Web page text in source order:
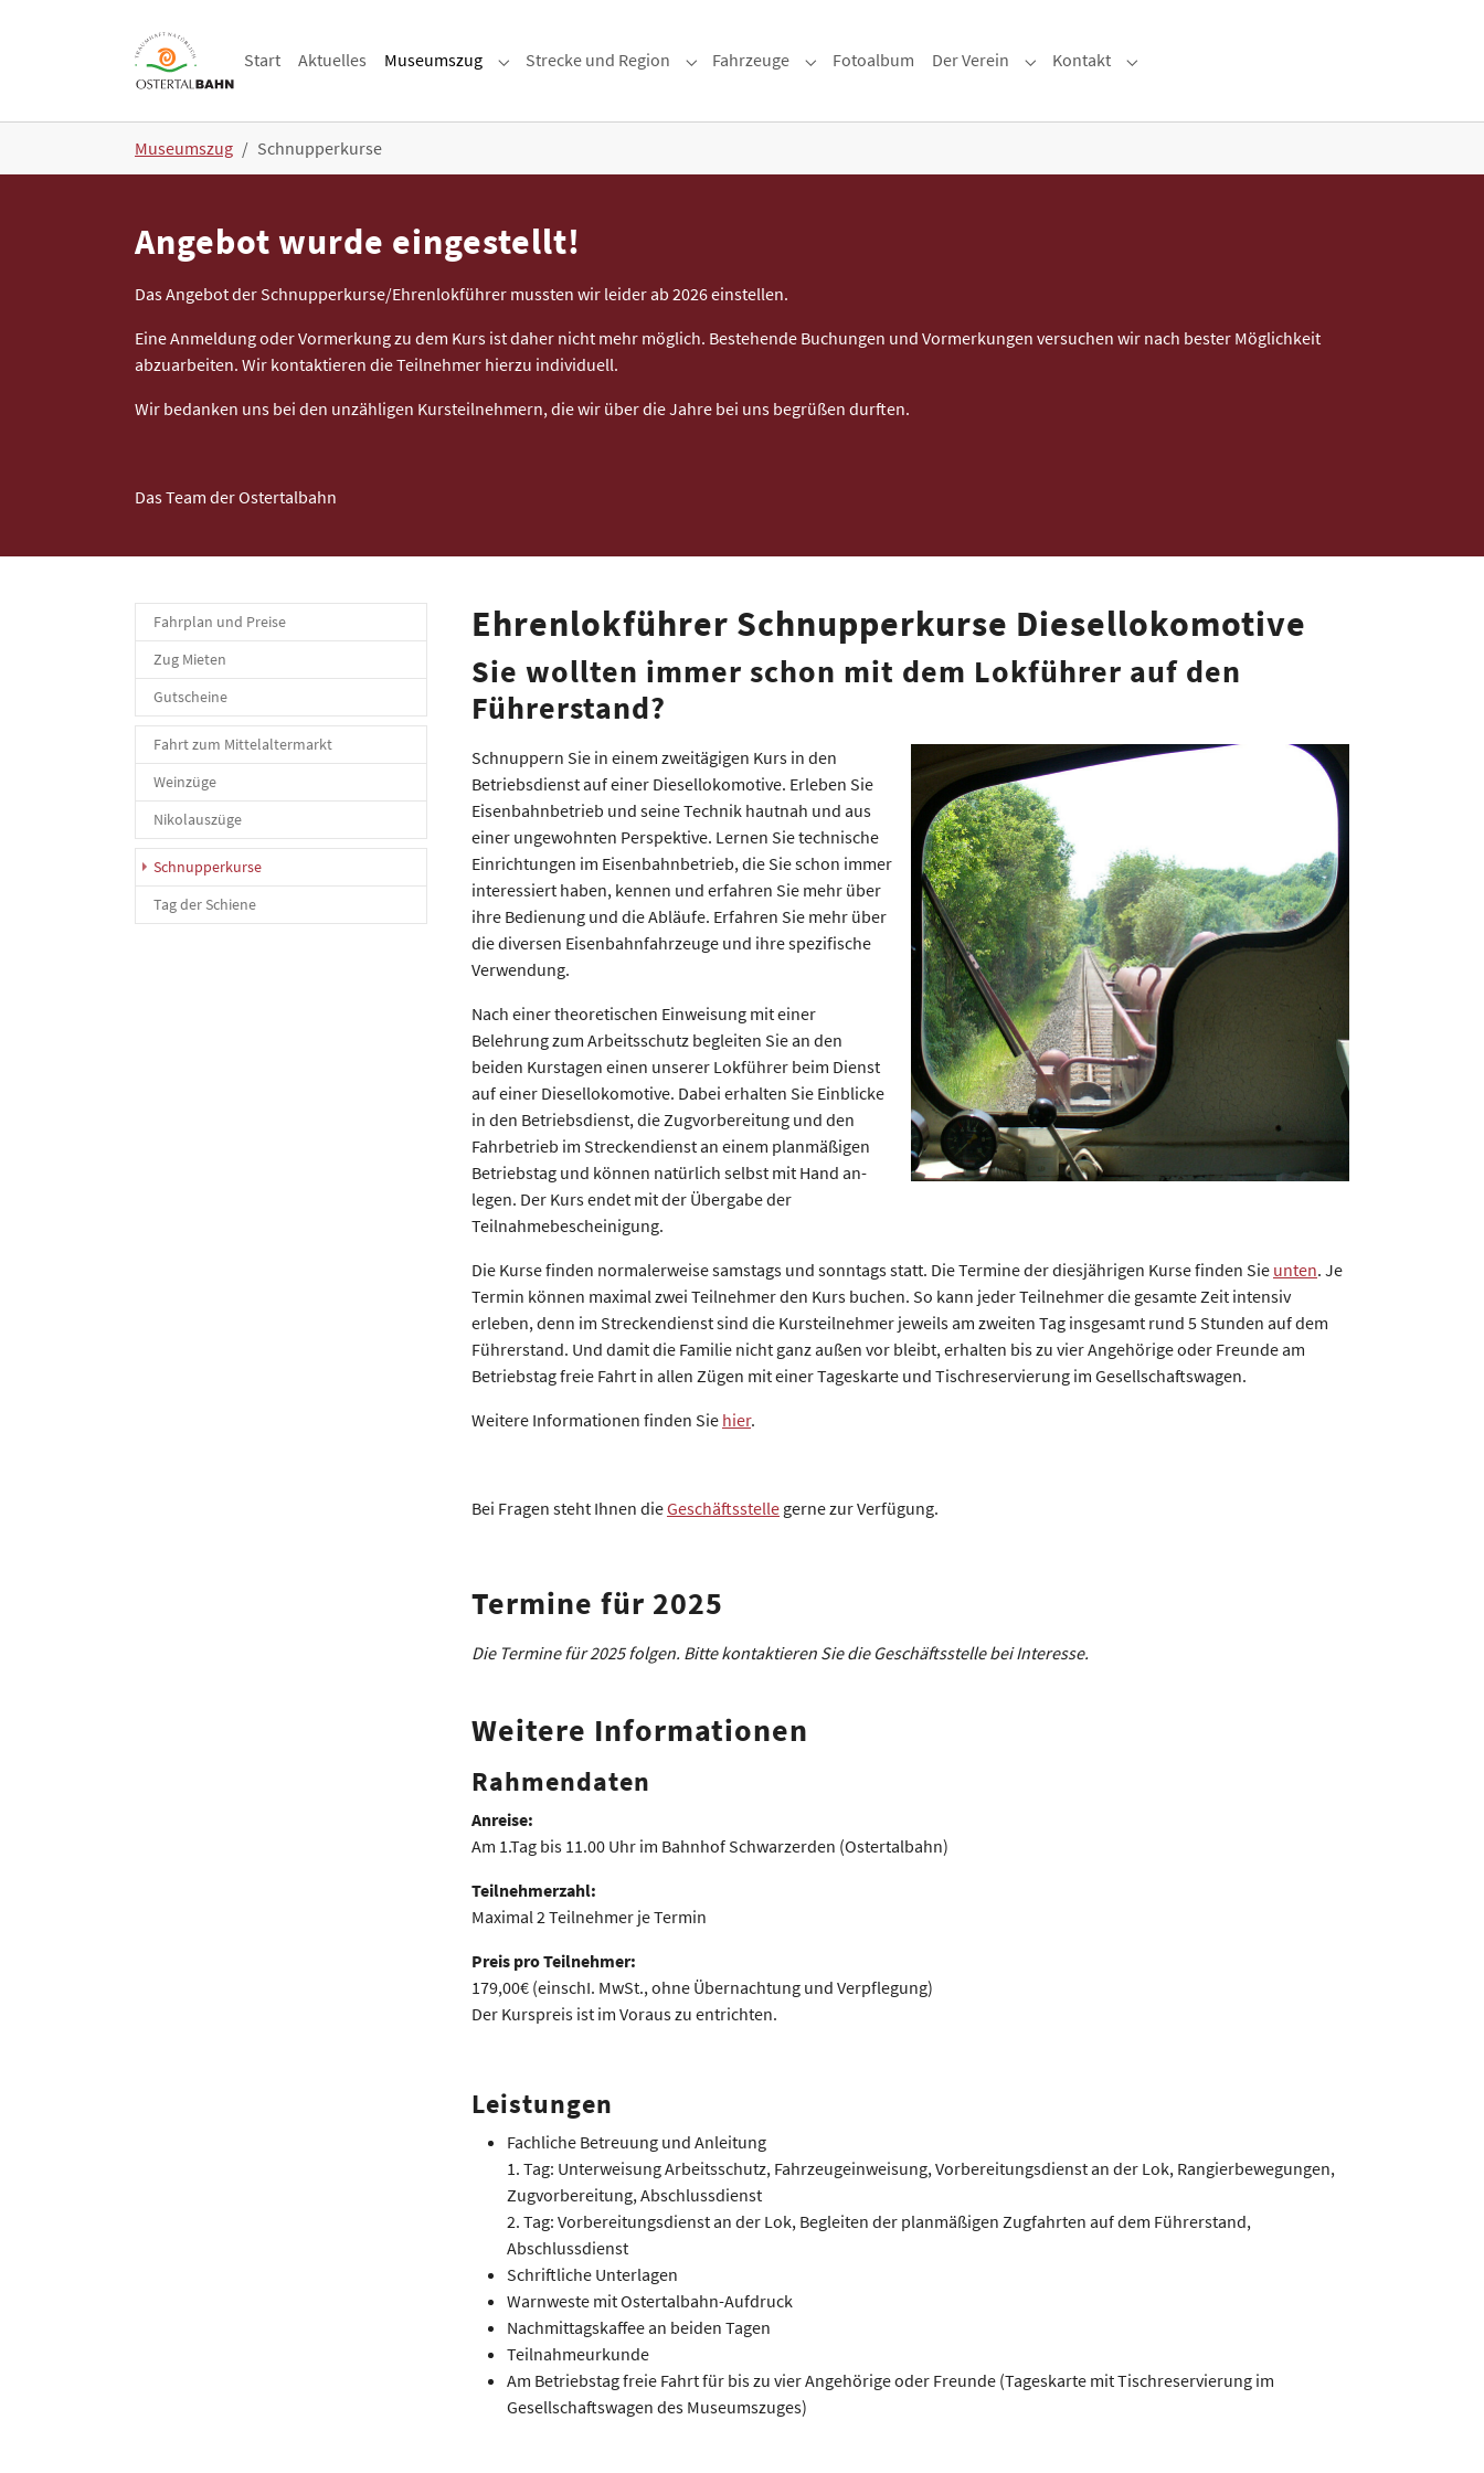
Start Aktuelles Museumszug Submenu for "Museumszug"
Strecke und Region Submenu for "Strecke und Region"
Fahrzeuge Submenu for "Fahrzeuge"
Fotoalbum Der Verein Submenu for "Der Verein"
Kontakt Submenu for "Kontakt"
Museumszug Schnupperkurse
Angebot wurde eingestellt!
Das Angebot der Schnupperkurse/Ehrenlokführer mussten wir leider ab 2026 einstellen.
Eine Anmeldung oder Vormerkung zu dem Kurs ist daher nicht mehr möglich. Bestehende Buchungen und Vormerkungen versuchen wir nach bester Möglichkeit
abzuarbeiten. Wir kontaktieren die Teilnehmer hierzu individuell.
Wir bedanken uns bei den unzähligen Kursteilnehmern, die wir über die Jahre bei uns begrüßen durften.
Das Team der Ostertalbahn
Ehrenlokführer Schnupperkurse Diesellokomotive
Sie wollten immer schon mit dem Lokführer auf den
Führerstand?
Schnuppern Sie in einem zweitägigen Kurs in den
Betriebsdienst auf einer Diesellokomotive. Erleben Sie
Eisenbahnbetrieb und seine Technik hautnah und aus
einer ungewohnten Perspektive. Lernen Sie technische
Einrichtungen im Eisenbahnbetrieb, die Sie schon immer
interessiert haben, kennen und erfahren Sie mehr über
ihre Bedienung und die Abläufe. Erfahren Sie mehr über
die diversen Eisenbahnfahrzeuge und ihre spezifische
Verwendung.
Nach einer theoretischen Einweisung mit einer
Belehrung zum Arbeitsschutz begleiten Sie an den
beiden Kurs­tagen einen unserer Lok­führer beim Dienst
auf einer Diesellokomotive. Dabei erhalten Sie Einblicke
in den Betriebsdienst, die Zugvorbereitung und den
Fahrbetrieb im Streckendienst an einem planmäßigen
Betriebstag und können natürlich selbst mit Hand an­
legen. Der Kurs endet mit der Übergabe der
Teilnahmebescheinigung.
Die Kurse finden normalerweise samstags und sonntags statt. Die Termine der diesjährigen Kurse finden Sie unten. Je
Termin können maximal zwei Teilnehmer den Kurs buchen. So kann jeder Teilnehmer die gesamte Zeit intensiv
erleben, denn im Streckendienst sind die Kursteilnehmer jeweils am zweiten Tag insgesamt rund 5 Stunden auf dem
Führerstand. Und damit die Familie nicht ganz außen vor bleibt, erhalten bis zu vier Angehörige oder Freunde am
Betriebstag freie Fahrt in allen Zügen mit einer Tageskarte und Tischreservierung im Gesellschaftswagen.
Weitere Informationen finden Sie hier.
Bei Fragen steht Ihnen dieGeschäftsstelle gerne zur Verfügung.
Termine für 2025
Die Termine für 2025 folgen. Bitte kontaktieren Sie die Geschäftsstelle bei Interesse.
Weitere Informationen
Rahmendaten
Anreise:
Am 1.Tag bis 11.00 Uhr im Bahnhof Schwarzerden (Ostertalbahn)
Teilnehmerzahl:
Maximal 2 Teilnehmer je Termin
Preis pro Teilnehmer:
179,00€ (einschI. MwSt., ohne Übernachtung und Verpflegung)
Der Kurspreis ist im Voraus zu entrichten.
Leistungen
Fachliche Betreuung und Anleitung
1. Tag: Unterweisung Arbeitsschutz, Fahrzeugeinweisung, Vorbereitungsdienst an der Lok, Rangierbewegungen,
Zugvorbereitung, Abschlussdienst
2. Tag: Vorbereitungsdienst an der Lok, Begleiten der planmäßigen Zugfahrten auf dem Führerstand,
Abschlussdienst
Schriftliche Unterlagen
Warnweste mit Ostertalbahn-Aufdruck
Nachmittagskaffee an beiden Tagen
Teilnahmeurkunde
Am Betriebstag freie Fahrt für bis zu vier Angehörige oder Freunde (Tageskarte mit Tischreservierung im
Gesellschaftswagen des Museumszuges)
Fahrplan und Preise
Zug Mieten
Gutscheine
Fahrt zum Mittelaltermarkt
Weinzüge
Nikolauszüge
Schnupperkurse(current)
Tag der Schiene